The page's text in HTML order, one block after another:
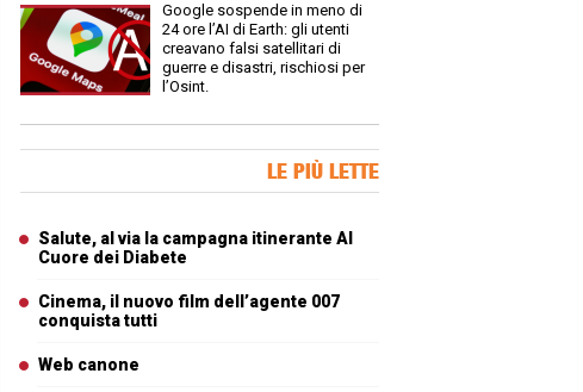
Google sospende in meno di
24 ore l’AI di Earth: gli utenti
creavano falsi satellitari di
guerre e disastri, rischiosi per
l’Osint.
LE PIÙ LETTE
Salute, al via la campagna itinerante Al
Cuore dei Diabete
Cinema, il nuovo film dell’agente 007
conquista tutti
Web canone